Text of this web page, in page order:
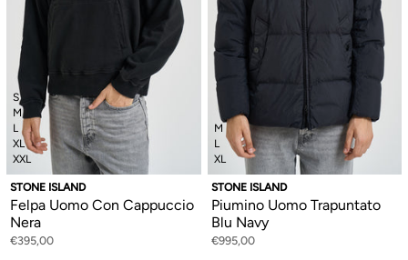
S
M
L
XL
XXL
STONE ISLAND
Felpa Uomo Con Cappuccio
Nera
€395,00
M
L
XL
STONE ISLAND
Piumino Uomo Trapuntato
Blu Navy
€995,00